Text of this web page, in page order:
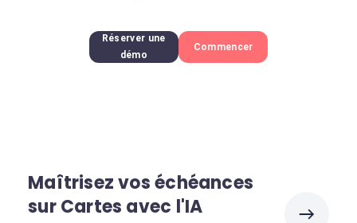
Réserver une
démo
Commencer
Maîtrisez vos échéances
sur Cartes avec l'IA